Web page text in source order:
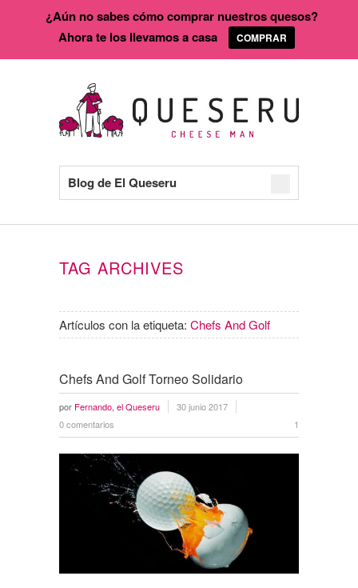
Blog de El Queseru
TAG ARCHIVES
Artículos con la etiqueta: Chefs And Golf
Chefs And Golf Torneo Solidario
por Fernando, el Queseru
30 junio 2017
0 comentarios
1
¿Aún no sabes cómo comprar nuestros quesos?
Ahora te los llevamos a casa
COMPRAR